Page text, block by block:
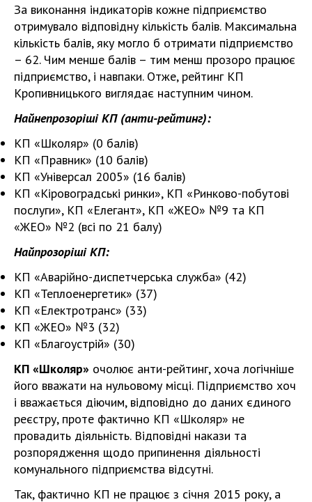
За виконання індикаторів кожне підприємство
отримувало відповідну кількість балів. Максимальна
кількість балів, яку могло б отримати підприємство
– 62. Чим менше балів – тим менш прозоро працює
підприємство, і навпаки. Отже, рейтинг КП
Кропивницького виглядає наступним чином.
Найнепрозоріші КП (анти-рейтинг):
КП «Школяр» (0 балів)
КП «Правник» (10 балів)
КП «Універсал 2005» (16 балів)
КП «Кіровоградські ринки», КП «Ринково-побутові
послуги», КП «Елегант», КП «ЖЕО» №9 та КП
«ЖЕО» №2 (всі по 21 балу)
Найпрозоріші КП:
КП «Аварійно-диспетчерська служба» (42)
КП «Теплоенергетик» (37)
КП «Електротранс» (33)
КП «ЖЕО» №3 (32)
КП «Благоустрій» (30)
КП «Школяр» очолює анти-рейтинг, хоча логічніше
його вважати на нульовому місці. Підприємство хоч
і вважається діючим, відповідно до даних єдиного
реєстру, проте фактично КП «Школяр» не
провадить діяльність. Відповідні накази та
розпорядження щодо припинення діяльності
комунального підприємства відсутні.
Так, фактично КП не працює з січня 2015 року, а